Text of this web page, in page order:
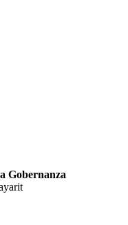
Gobernanza